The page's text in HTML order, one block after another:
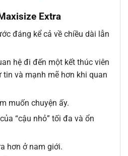
Extra
đáng kể cả về chiều dài lẫn
hệ đi đến một kết thúc viên
và mạnh mẽ hơn khi quan
muốn chuyện ấy.
“cậu nhỏ” tối đa và ổn
hơn ở nam giới.